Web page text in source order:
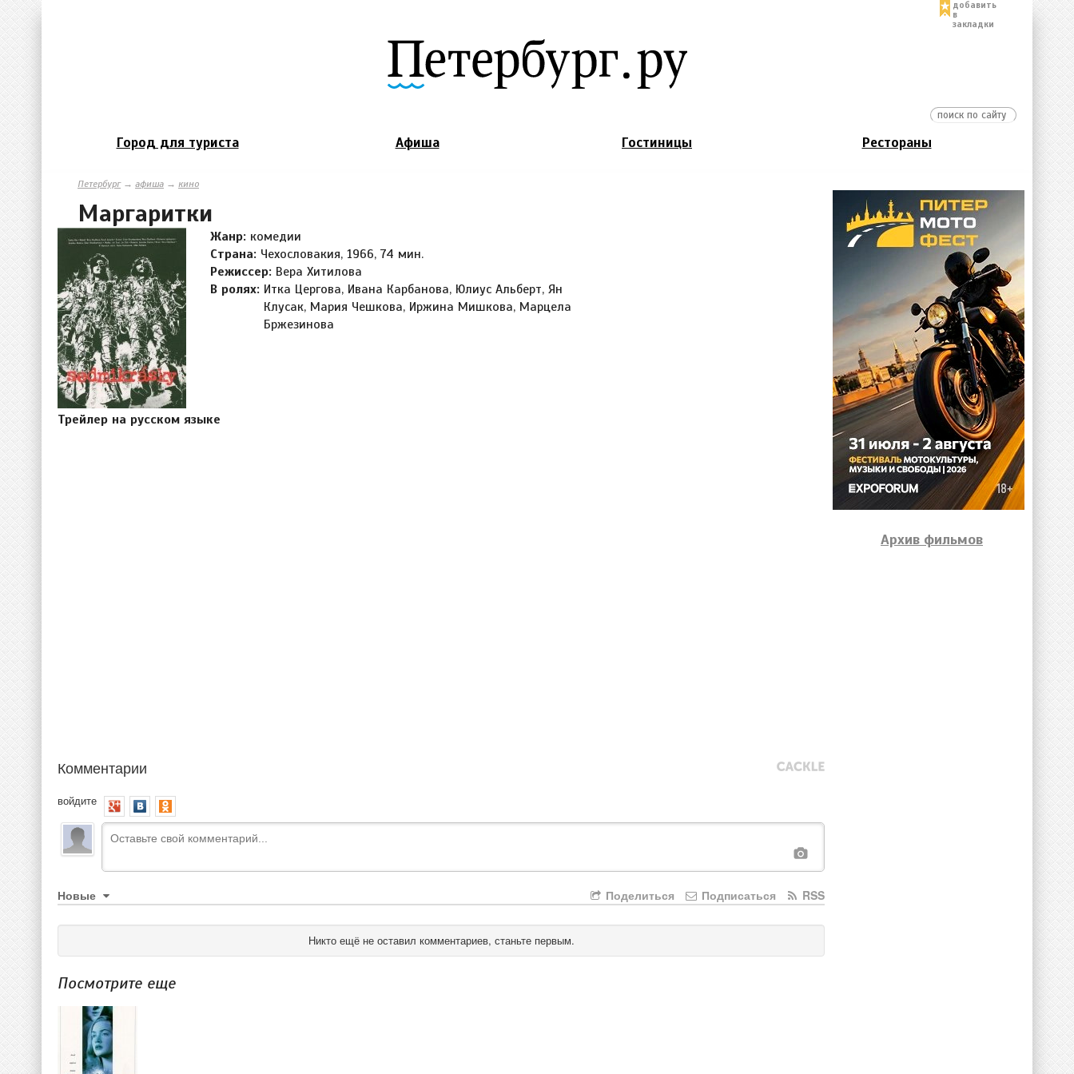
добавить
в
закладки
Город для туриста Афиша Гостиницы Рестораны
Петербург→ афиша → кино
Маргаритки
Жанр: комедии
Страна: Чехословакия, 1966, 74 мин.
Режиссер: Вера Хитилова
В ролях: Итка Цергова, Ивана Карбанова, Юлиус Альберт, Ян
Клусак, Мария Чешкова, Иржина Мишкова, Марцела
Бржезинова
Трейлер на русском языке
Комментарии
войдите
Новые RSS
Подписаться
Поделиться
Никто ещё не оставил комментариев, станьте первым.
Посмотрите еще
Архив фильмов